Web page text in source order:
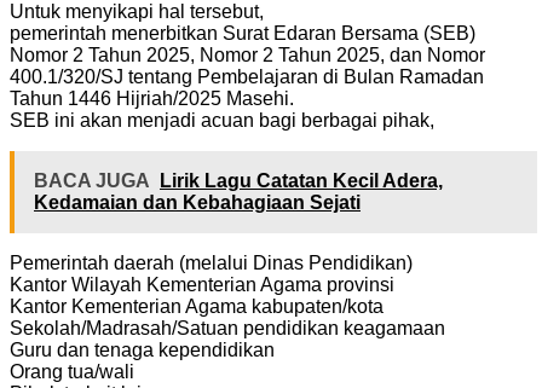
Untuk menyikapi hal tersebut,
pemerintah menerbitkan Surat Edaran Bersama (SEB)
Nomor 2 Tahun 2025, Nomor 2 Tahun 2025, dan Nomor
400.1/320/SJ tentang Pembelajaran di Bulan Ramadan
Tahun 1446 Hijriah/2025 Masehi.
SEB ini akan menjadi acuan bagi berbagai pihak,
BACA JUGA
Lirik Lagu Catatan Kecil Adera,
Kedamaian dan Kebahagiaan Sejati
Pemerintah daerah (melalui Dinas Pendidikan)
Kantor Wilayah Kementerian Agama provinsi
Kantor Kementerian Agama kabupaten/kota
Sekolah/Madrasah/Satuan pendidikan keagamaan
Guru dan tenaga kependidikan
Orang tua/wali